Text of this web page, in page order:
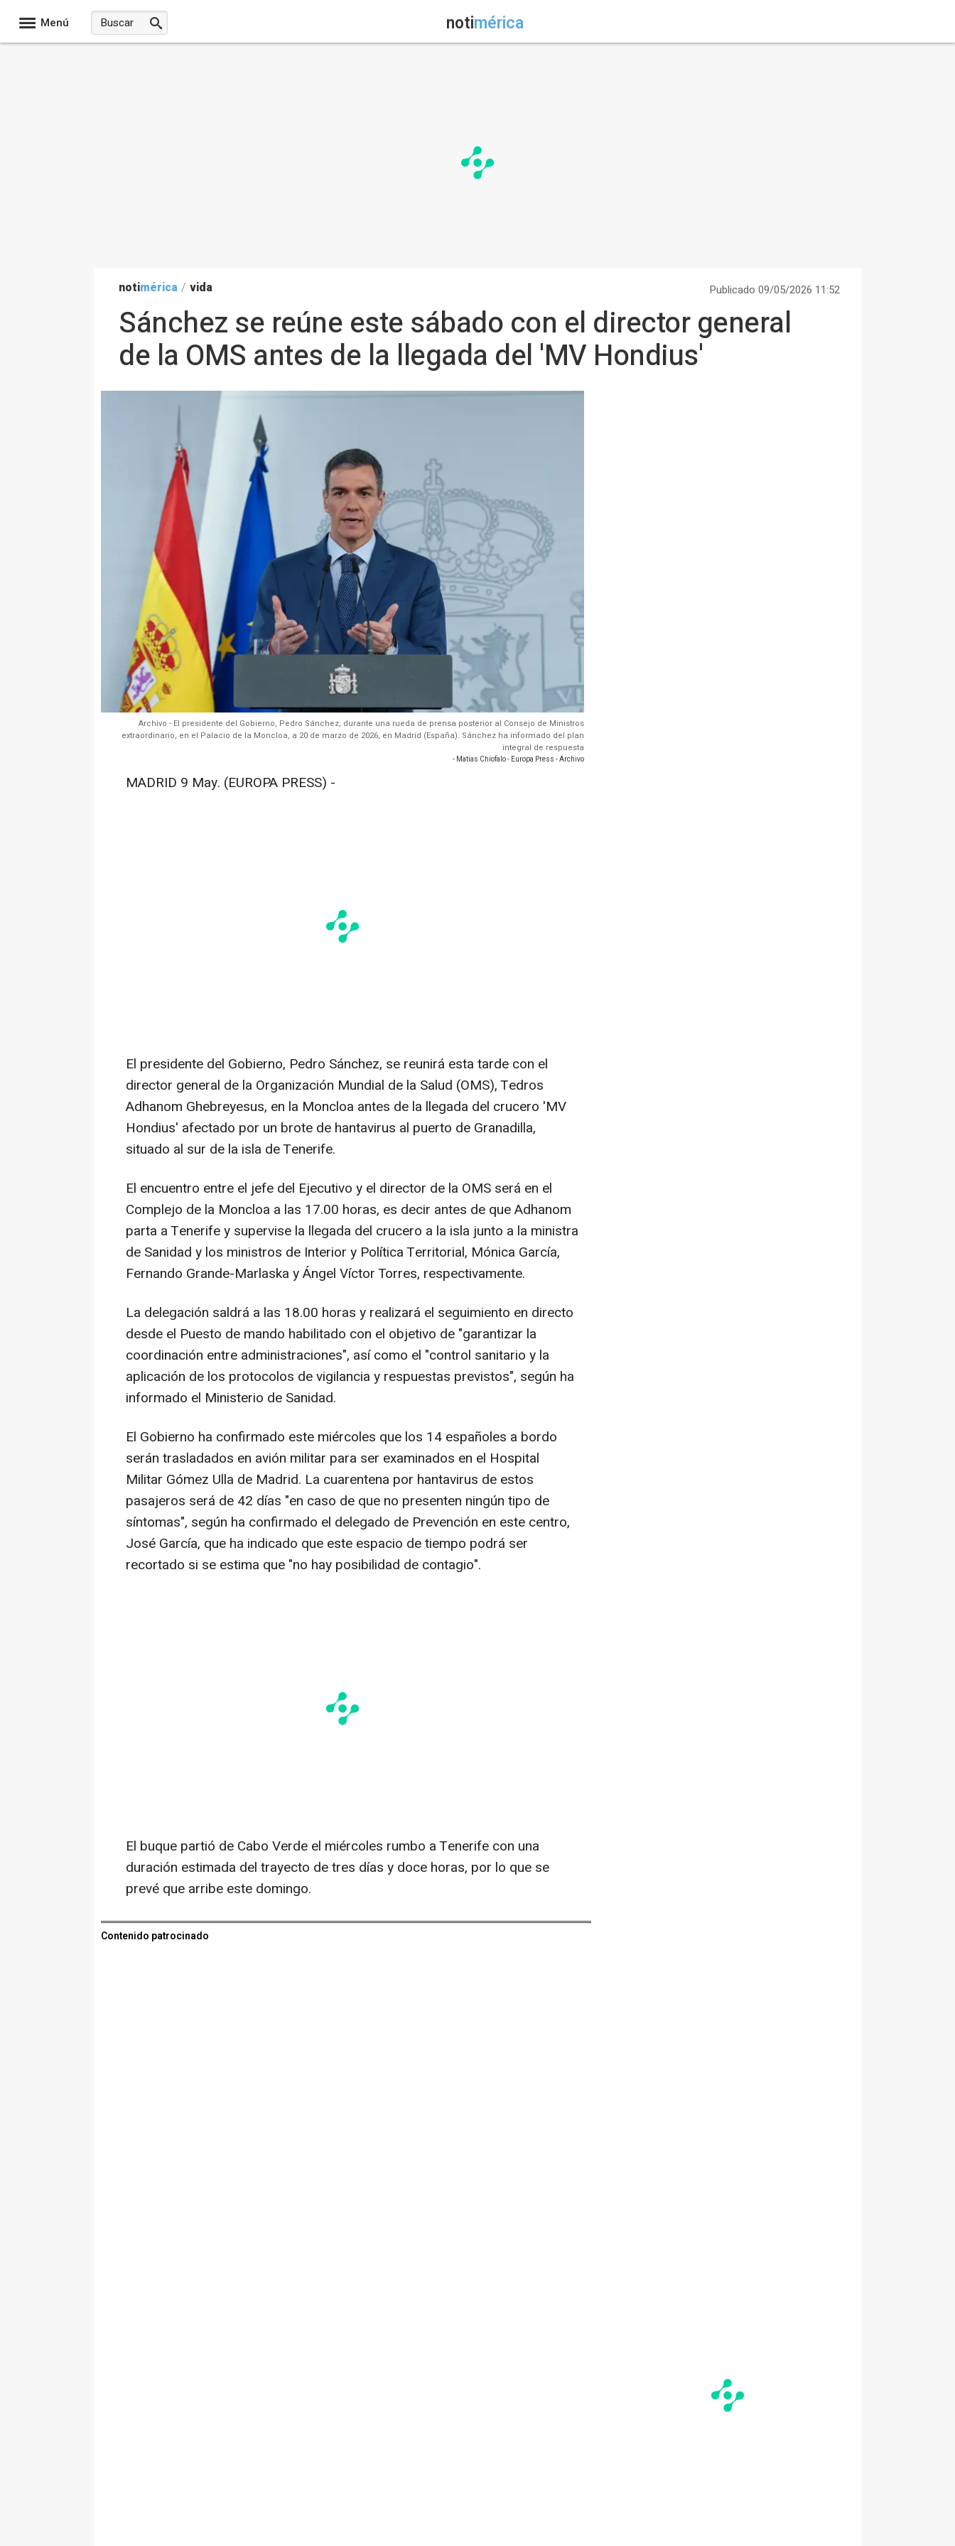
Menú notimérica
notimérica / vida Publicado 09/05/2026 11:52
Sánchez se reúne este sábado con el director general
de la OMS antes de la llegada del 'MV Hondius'
Archivo - El presidente del Gobierno, Pedro Sánchez, durante una rueda de prensa posterior al Consejo de Ministros
extraordinario, en el Palacio de la Moncloa, a 20 de marzo de 2026, en Madrid (España). Sánchez ha informado del plan
integral de respuesta
- Matias Chiofalo - Europa Press - Archivo
MADRID 9 May. (EUROPA PRESS) -
El presidente del Gobierno, Pedro Sánchez, se reunirá esta tarde con el
director general de la Organización Mundial de la Salud (OMS), Tedros
Adhanom Ghebreyesus, en la Moncloa antes de la llegada del crucero 'MV
Hondius' afectado por un brote de hantavirus al puerto de Granadilla,
situado al sur de la isla de Tenerife.
El encuentro entre el jefe del Ejecutivo y el director de la OMS será en el
Complejo de la Moncloa a las 17.00 horas, es decir antes de que Adhanom
parta a Tenerife y supervise la llegada del crucero a la isla junto a la ministra
de Sanidad y los ministros de Interior y Política Territorial, Mónica García,
Fernando Grande-Marlaska y Ángel Víctor Torres, respectivamente.
La delegación saldrá a las 18.00 horas y realizará el seguimiento en directo
desde el Puesto de mando habilitado con el objetivo de "garantizar la
coordinación entre administraciones", así como el "control sanitario y la
aplicación de los protocolos de vigilancia y respuestas previstos", según ha
informado el Ministerio de Sanidad.
El Gobierno ha confirmado este miércoles que los 14 españoles a bordo
serán trasladados en avión militar para ser examinados en el Hospital
Militar Gómez Ulla de Madrid. La cuarentena por hantavirus de estos
pasajeros será de 42 días "en caso de que no presenten ningún tipo de
síntomas", según ha confirmado el delegado de Prevención en este centro,
José García, que ha indicado que este espacio de tiempo podrá ser
recortado si se estima que "no hay posibilidad de contagio".
El buque partió de Cabo Verde el miércoles rumbo a Tenerife con una
duración estimada del trayecto de tres días y doce horas, por lo que se
prevé que arribe este domingo.
Contenido patrocinado